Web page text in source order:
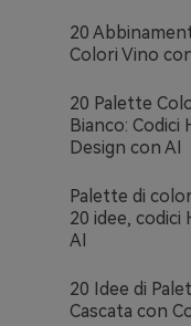
20
Colori Vino
20 Palette
Bianco: Codici
Design con AI
Palette di
20 idee, codici
AI
20 Idee di
Cascata con